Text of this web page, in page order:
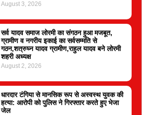
August 3, 2026
सर्व यादव समाज लोरमी का संगठन हुआ मजबूत,
ग्रामीण व नगरीय इकाई का सर्वसम्मति से
गठन,शत्रुघ्न यादव ग्रामीण,राहुल यादव बने लोरमी
शहरी अध्यक्ष
August 2, 2026
धारदार टंगिया से मानसिक रूप से अस्वस्थ युवक की
हत्या: आरोपी को पुलिस ने गिरफ्तार करते हुए भेजा
जेल